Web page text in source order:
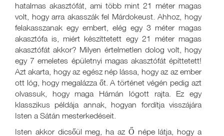
hatalmas akasztófát, ami több mint 21 méter magas
volt, hogy arra akasszák fel Márdokeust. Ahhoz, hogy
felakasszanak egy embert, elég egy 3 méter magas
akasztófa is, miért készíttetett egy 21 méter magas
akasztófát akkor? Milyen értelmetlen dolog volt, hogy
egy 7 emeletes épületnyi magas akasztófát építtetett!
Azt akarta, hogy az egész nép lássa, hogy az az ember
ott lóg, hogy megalázza őt. A történet végén pedig azt
olvassuk, hogy maga Hámán lógott rajta. Ez egy
klasszikus példája annak, hogyan fordítja visszájára
Isten a Sátán mesterkedéseit.
Isten akkor dicsőül meg, ha az Ő népe látja, hogy a